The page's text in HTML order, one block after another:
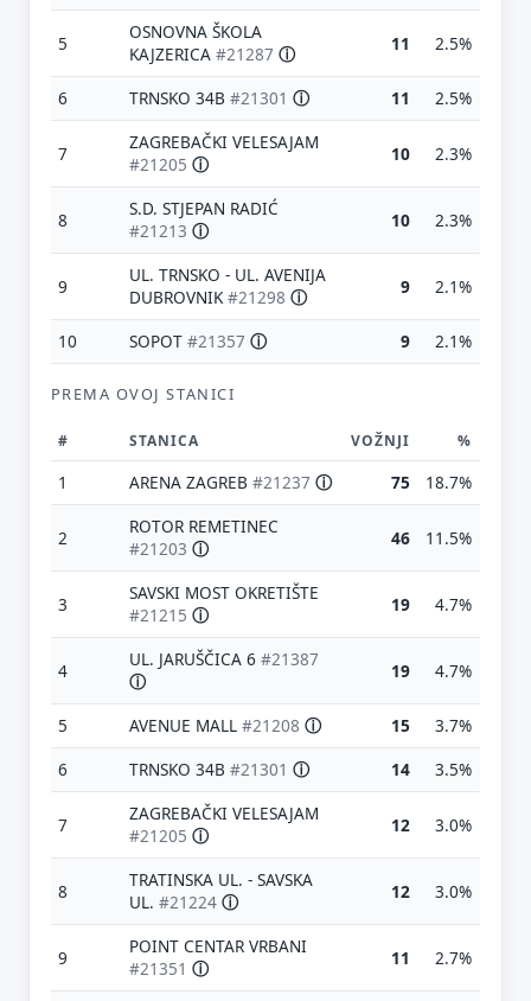
5
OSNOVNA ŠKOLA
KAJZERICA #21287 ⓘ 11 2.5%
6 TRNSKO 34B #21301 ⓘ 11 2.5%
7
ZAGREBAČKI VELESAJAM
#21205 ⓘ 10 2.3%
8
S.D. STJEPAN RADIĆ
#21213 ⓘ 10 2.3%
9
UL. TRNSKO - UL. AVENIJA
DUBROVNIK #21298 ⓘ 9 2.1%
10 SOPOT #21357 ⓘ 9 2.1%
PREMA OVOJ STANICI
# STANICA VOŽNJI %
1 ARENA ZAGREB #21237 ⓘ 75 18.7%
2
ROTOR REMETINEC
#21203 ⓘ 46 11.5%
3
SAVSKI MOST OKRETIŠTE
#21215 ⓘ 19 4.7%
4
UL. JARUŠČICA 6 #21387
ⓘ
19 4.7%
5 AVENUE MALL #21208 ⓘ 15
3.7%
6
TRNSKO 34B #21301 ⓘ 14 3.5%
7
ZAGREBAČKI VELESAJAM
#21205 ⓘ 12 3.0%
8
TRATINSKA UL. - SAVSKA
UL. #21224 ⓘ 12 3.0%
9
POINT CENTAR VRBANI
#21351 ⓘ 11 2.7%